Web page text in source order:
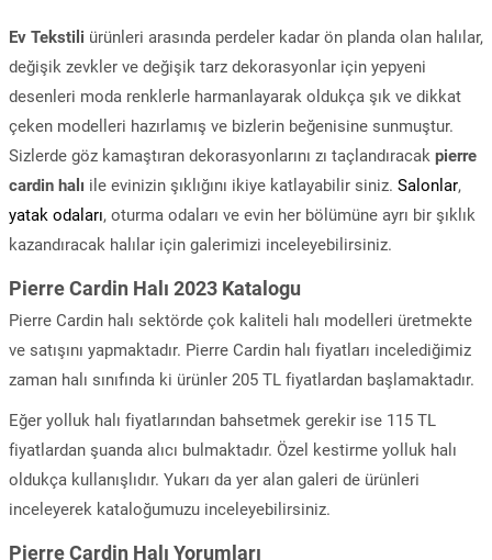
Ev Tekstili ürünleri arasında perdeler kadar ön planda olan halılar,
değişik zevkler ve değişik tarz dekorasyonlar için yepyeni
desenleri moda renklerle harmanlayarak oldukça şık ve dikkat
çeken modelleri hazırlamış ve bizlerin beğenisine sunmuştur.
Sizlerde göz kamaştıran dekorasyonlarını zı taçlandıracak pierre
cardin halı ile evinizin şıklığını ikiye katlayabilir siniz. Salonlar,
yatak odaları, oturma odaları ve evin her bölümüne ayrı bir şıklık
kazandıracak halılar için galerimizi inceleyebilirsiniz.
Pierre Cardin Halı 2023 Katalogu
Pierre Cardin halı sektörde çok kaliteli halı modelleri üretmekte
ve satışını yapmaktadır. Pierre Cardin halı fiyatları incelediğimiz
zaman halı sınıfında ki ürünler 205 TL fiyatlardan başlamaktadır.
Eğer yolluk halı fiyatlarından bahsetmek gerekir ise 115 TL
fiyatlardan şuanda alıcı bulmaktadır. Özel kestirme yolluk halı
oldukça kullanışlıdır. Yukarı da yer alan galeri de ürünleri
inceleyerek kataloğumuzu inceleyebilirsiniz.
Pierre Cardin Halı Yorumları